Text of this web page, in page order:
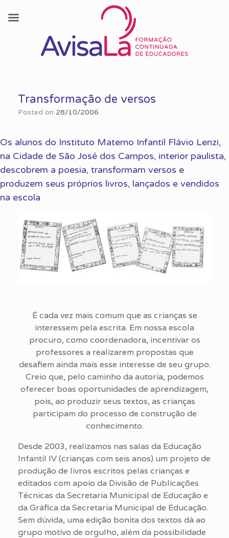
contentTransformação de versos
Posted on 28/10/2006
Os alunos do Instituto Materno Infantil Flávio Lenzi,
na Cidade de São José dos Campos, interior paulista,
descobrem a poesia, transformam versos e
produzem seus próprios livros, lançados e vendidos
na escola
É cada vez mais comum que as crianças se
interessem pela escrita. Em nossa escola
procuro, como coordenadora, incentivar os
professores a realizarem propostas que
desafiem ainda mais esse interesse de seu grupo.
Creio que, pelo caminho da autoria, podemos
oferecer boas oportunidades de aprendizagem,
pois, ao produzir seus textos, as crianças
participam do processo de construção de
conhecimento.
Desde 2003, realizamos nas salas da Educação
Infantil IV (crianças com seis anos) um projeto de
produção de livros escritos pelas crianças e
editados com apoio da Divisão de Publicações
Técnicas da Secretaria Municipal de Educação e
da Gráfica da Secretaria Municipal de Educação.
Sem dúvida, uma edição bonita dos textos dá ao
grupo motivo de orgulho, além da possibilidade